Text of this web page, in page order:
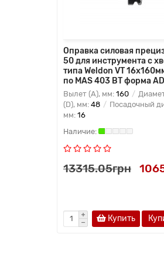
Оправка силовая
50 для инструмента с
типа Weldon VT
по MAS 403 BT форма AD
Вылет (A), мм: 160
(D), мм: 48
Посадочный
мм: 16
13315.05грн
Купить